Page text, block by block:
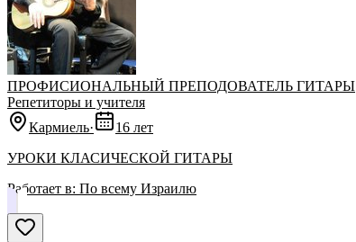
ПРОФИСИОНАЛЬНЫЙ ПРЕПОДОВАТЕЛЬ ГИТАРЫ
Репетиторы и учителя
Кармиель·
16 лет
УРОКИ КЛАСИЧЕСКОЙ ГИТАРЫ
Работает в: По всему Израилю